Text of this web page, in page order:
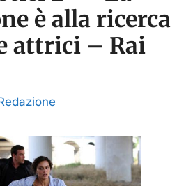
è alla ricerca
attrici – Rai